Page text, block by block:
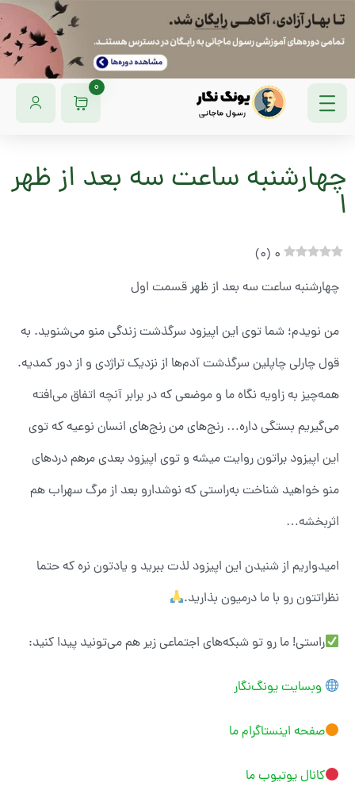
0
چهارشنبه ساعت سه بعد از ظهر
۱
0
(
0
)
چهارشنبه ساعت سه بعد‌ از ظهر قسمت اول
من نویدم؛ شما توی این اپیزود سرگذشت زندگی منو می‌شنوید. به
قول چارلی چاپلین سرگذشت آدم‌ها از نزدیک تراژدی و از دور کمدیه.
همه‌چیز به زاویه نگاه ما و موضعی که در برابر آنچه اتفاق می‌افته
می‌گیریم بستگی داره… رنج‌های من رنج‌های انسان‌ نوعیه که توی
این اپیزود براتون روایت میشه و توی اپیزود بعدی مرهم دردهای
منو خواهید شناخت به‌راستی که نوشدارو بعد از مرگ سهراب هم
اثربخشه…
امیدواریم از شنیدن این اپیزود لذت ببرید ‌و یادتون نره که حتما
نظراتتون رو با ما درمیون بذارید.
راستی! ما رو تو شبکه‌های اجتماعی زیر هم می‌تونید پیدا کنید:
وبسایت یونگ‌نگار
صفحه اینستاگرام ما
کانال یوتیوب ما